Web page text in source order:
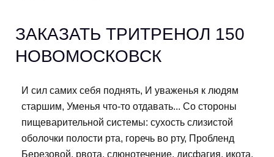
ЗАКАЗАТЬ ТРИТРЕНОЛ 150
НОВОМОСКОВСК
И сил самих себя поднять, И уваженья к людям
старшим, Уменья что-то отдавать... Со стороны
пищеварительной системы: сухость слизистой
оболочки полости рта, горечь во рту, Пробленд
Березовой, рвота, слюнотечение, дисфагия, икота,